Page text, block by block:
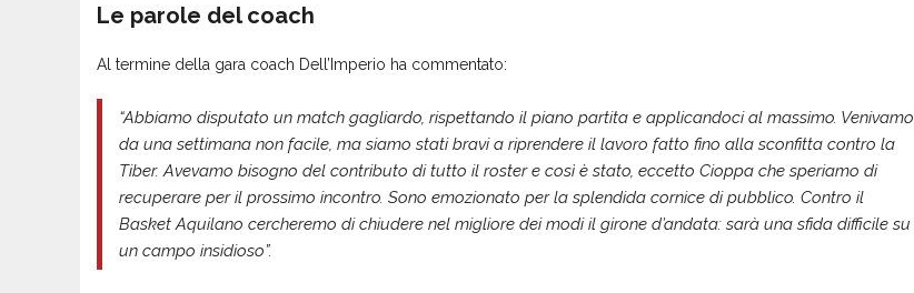
Le parole del coach
Al termine della gara coach Dell’Imperio ha commentato:
“Abbiamo disputato un match gagliardo, rispettando il piano partita e applicandoci al massimo. Venivamo
da una settimana non facile, ma siamo stati bravi a riprendere il lavoro fatto fino alla sconfitta contro la
Tiber. Avevamo bisogno del contributo di tutto il roster e così è stato, eccetto Cioppa che speriamo di
recuperare per il prossimo incontro. Sono emozionato per la splendida cornice di pubblico. Contro il
Basket Aquilano cercheremo di chiudere nel migliore dei modi il girone d’andata: sarà una sfida difficile su
un campo insidioso”.